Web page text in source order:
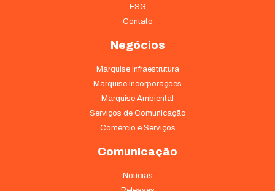
ESG
Contato
Negócios
Marquise Infraestrutura
Marquise Incorporações
Marquise Ambiental
Serviços de Comunicação
Comércio e Serviços
Comunicação
Notícias